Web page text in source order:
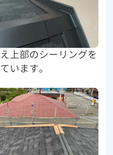
上部のシーリングを
います。